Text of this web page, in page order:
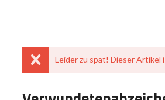
Leider zu spät! Dieser